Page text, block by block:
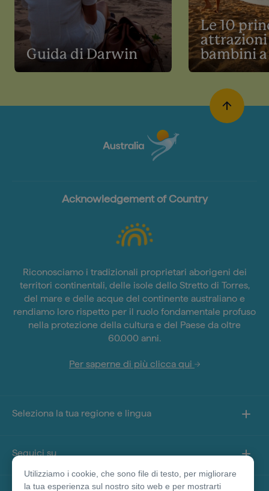
Guida di Darwin
Le 10
attrazioni
bambini
Acknowledgement of Country
Riconosciamo i tradizionali proprietari aborigeni dei
territori continentali, delle isole dello Stretto di Torres,
del mare e delle acque del continente australiano e
rendiamo loro rispetto per il ruolo fondamentale profuso
nella protezione della cultura e del Paese da oltre
60.000 anni.
Per saperne di più clicca qui
Seleziona la tua regione e lingua
Seguici su
Utilizziamo i cookie, che sono file di testo, per migliorare
la tua esperienza sul nostro sito web e per mostrarti